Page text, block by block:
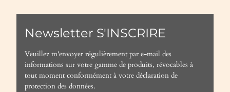
Newsletter S'INSCRIRE
Veuillez m'envoyer régulièrement par e-mail des
informations sur votre gamme de produits, révocables à
tout moment conformément à votre déclaration de
protection des données.